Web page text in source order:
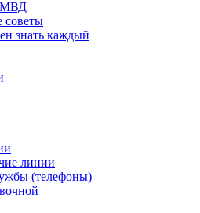
МВД
советы
знать каждый
линии
(телефоны)